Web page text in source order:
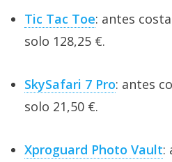
Tic Tac Toe: antes
solo 128,25 €.
SkySafari 7 Pro: antes
solo 21,50 €.
Xproguard Photo Vault: